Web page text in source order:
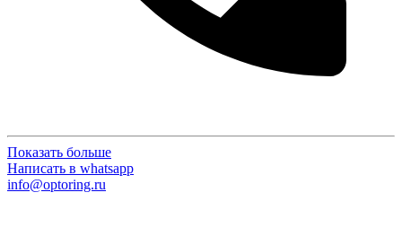
Показать больше
Написать в whatsapp
info@optoring.ru